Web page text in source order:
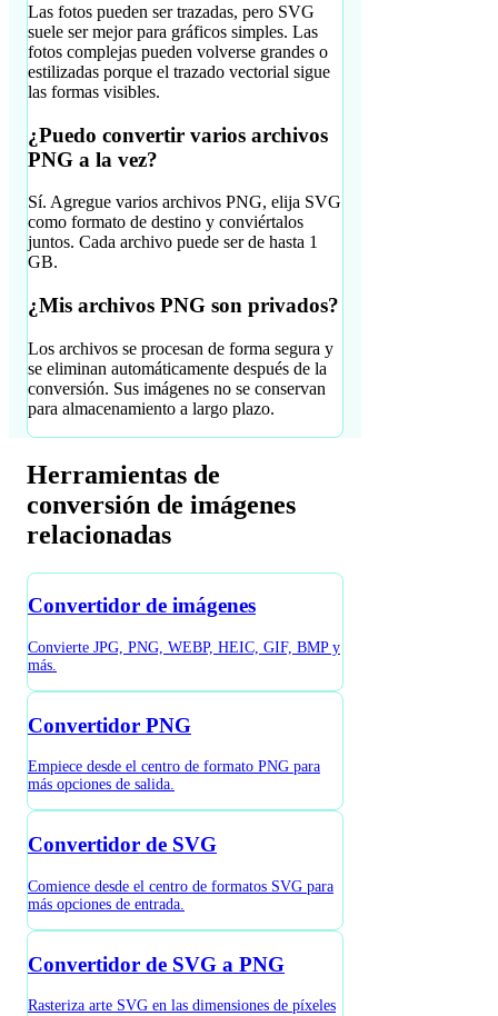
Las fotos pueden ser trazadas, pero SVG
suele ser mejor para gráficos simples. Las
fotos complejas pueden volverse grandes o
estilizadas porque el trazado vectorial sigue
las formas visibles.
¿Puedo convertir varios archivos
PNG a la vez?
Sí. Agregue varios archivos PNG, elija SVG
como formato de destino y conviértalos
juntos. Cada archivo puede ser de hasta 1
GB.
¿Mis archivos PNG son privados?
Los archivos se procesan de forma segura y
se eliminan automáticamente después de la
conversión. Sus imágenes no se conservan
para almacenamiento a largo plazo.
Herramientas de
conversión de imágenes
relacionadas
Convertidor de imágenes
Convierte JPG, PNG, WEBP, HEIC, GIF, BMP y
más.
Convertidor PNG
Empiece desde el centro de formato PNG para
más opciones de salida.
Convertidor de SVG
Comience desde el centro de formatos SVG para
más opciones de entrada.
Convertidor de SVG a PNG
Rasteriza arte SVG en las dimensiones de píxeles